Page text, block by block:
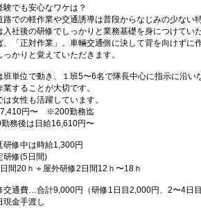
でも安心なワケは？
路での軽作業や交通誘導は普段からなじみの少ない
入社後の研修でしっかりと業務基礎を身につけてい
、「正対作業」。車輛交通側に決して背を向けず
っかりと覚えていただきます。
班単位で動き、１班5〜6名で隊長中心に指示に沿
業することが大切です。
は女性も活躍しています。
円〜 ※200勤務迄
務後は日給16,610円〜
修中は時給1,300円
修(5日間)
間20ｈ＋屋外研修2日間12ｈ〜18ｈ
通費…合計9,000円（研修1日目2,000円、2〜4日
金手渡し